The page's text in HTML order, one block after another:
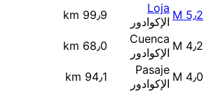
M 5٫2 Loja
الإكوادور
99٫9 km
M 4٫2 Cuenca
الإكوادور
68٫0 km
M 4٫0 Pasaje
الإكوادور
94٫1 km